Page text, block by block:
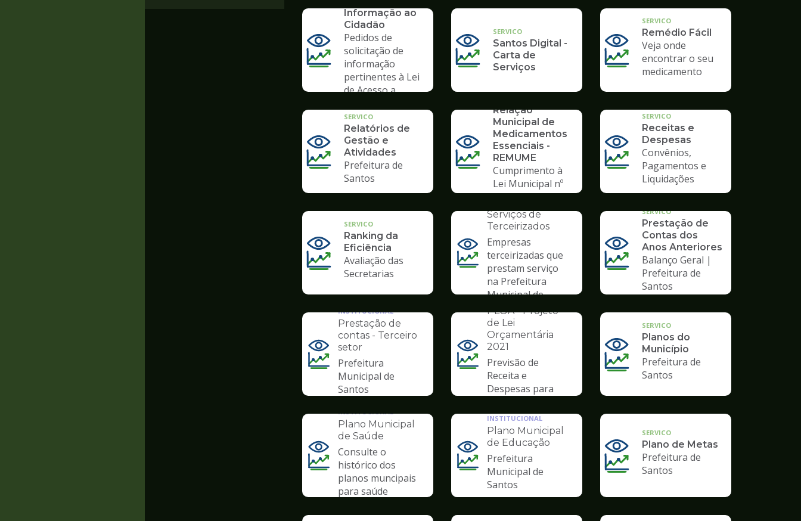
Contábeis
Transparência
Informação ao
Cidadão
Pedidos de
solicitação de
informação
pertinentes à Lei
de Acesso a
SERVICO
Santos Digital -
Carta de
Serviços
SERVICO
Remédio Fácil
Veja onde
encontrar o seu
medicamento
SERVICO
Relatórios de
Gestão e
Atividades
Prefeitura de
Santos
Relação
Municipal de
Medicamentos
Essenciais -
REMUME
Cumprimento à
Lei Municipal nº
3995/22
SERVICO
Receitas e
Despesas
Convênios,
Pagamentos e
Liquidações
SERVICO
Ranking da
Eficiência
Avaliação das
Secretarias
Ilustração
da
pagina
de
Transparência
INSTITUCIONAL
Serviços de
Terceirizados
Empresas
terceirizadas que
prestam serviço
na Prefeitura
Municipal de
SERVICO
Prestação de
Contas dos
Anos Anteriores
Balanço Geral |
Prefeitura de
Santos
Ilustração
da
pagina
de
Transparência
INSTITUCIONAL
Prestação de
contas - Terceiro
setor
Prefeitura
Municipal de
Santos
Ilustração
da
pagina
de
Transparência
PLOA - Projeto
de Lei
Orçamentária
2021
Previsão de
Receita e
Despesas para
SERVICO
Planos do
Município
Prefeitura de
Santos
Ilustração
da
pagina
de
Transparência
INSTITUCIONAL
Plano Municipal
de Saúde
Consulte o
histórico dos
planos muncipais
para saúde
Ilustração
da
pagina
de
Transparência
INSTITUCIONAL
Plano Municipal
de Educação
Prefeitura
Municipal de
Santos
SERVICO
Plano de Metas
Prefeitura de
Santos